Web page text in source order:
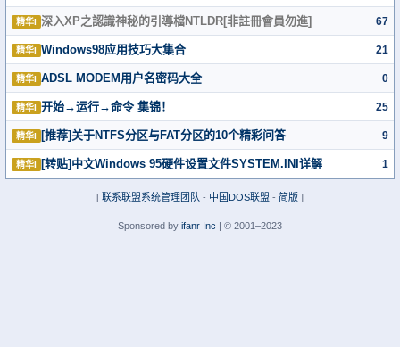
精华I 深入XP之認識神秘的引導檔NTLDR[非註冊會員勿進] 67
精华I Windows98应用技巧大集合 21
精华I ADSL MODEM用户名密码大全 0
精华I 开始→运行→命令 集锦！ 25
精华I [推荐]关于NTFS分区与FAT分区的10个精彩问答 9
精华I [转贴]中文Windows 95硬件设置文件SYSTEM.INI详解 1
[ 联系联盟系统管理团队 - 中国DOS联盟 - 简版 ]
Sponsored by ifanr Inc | © 2001–2023